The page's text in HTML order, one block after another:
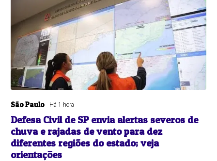
São Paulo Há 1 hora
Defesa Civil de SP envia alertas severos de
chuva e rajadas de vento para dez
diferentes regiões do estado; veja
orientações